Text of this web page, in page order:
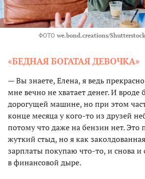
ФОТО we.bond.creations/
«БЕДНАЯ БОГАТАЯ ДЕВОЧКА»
— Вы знаете, Елена, я ведь
мне вечно не хватает денег. И вроде
дорогущей машине, но при этом
конце месяца у кого-то из друзей
потому что даже на бензин нет. Это
жуткий стыд, но я как
зарплаты покупаю что-то, и снова и
в финансовой дыре.